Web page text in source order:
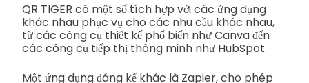
QR TIGER có một số tích hợp với các ứng dụng
khác nhau phục vụ cho các nhu cầu khác nhau,
từ các công cụ thiết kế phổ biến như Canva đến
các công cụ tiếp thị thông minh như HubSpot.
Một ứng dụng đáng kể khác là Zapier, cho phép